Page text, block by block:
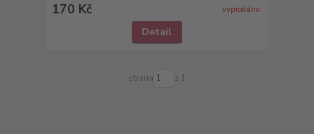
170 Kč vyprodáno
Detail
strana z 1